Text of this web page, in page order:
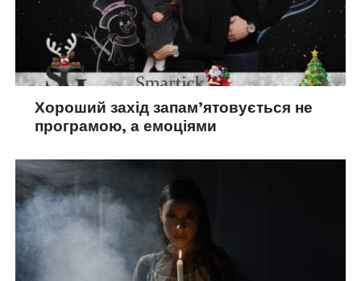
Хороший захід запам’ятовується не
програмою, а емоціями